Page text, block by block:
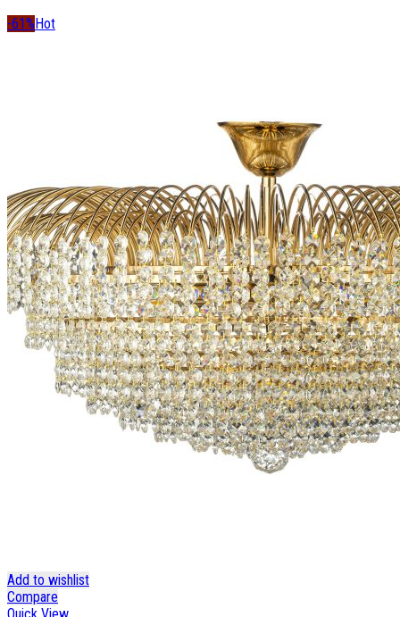
-61% Hot
Add to wishlist
Compare